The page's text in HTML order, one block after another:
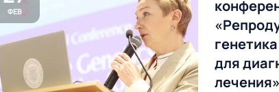
ФЕВ
для
лечения»